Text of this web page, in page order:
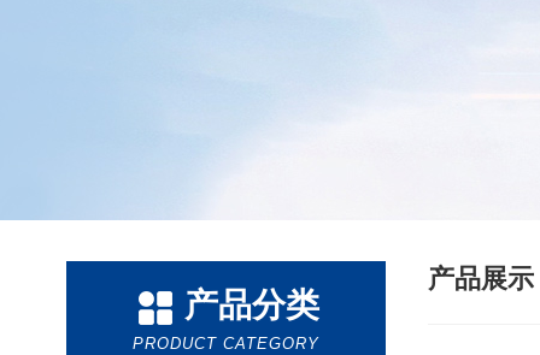
产品分类
PRODUCT CATEGORY
产品展示